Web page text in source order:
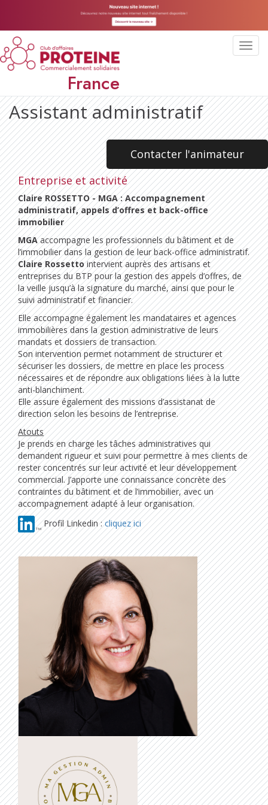
France
Assistant administratif
Contacter l'animateur
Entreprise et activité
Claire ROSSETTO - MGA : Accompagnement
administratif, appels d’offres et back-office
immobilier
MGAaccompagne les professionnels du bâtiment et de
l’immobilier dans la gestion de leur back-office administratif.
Claire Rossettointervient auprès des artisans et
entreprises du BTP pour la gestion des appels d’offres, de
la veille jusqu’à la signature du marché, ainsi que pour le
suivi administratif et financier.
Elle accompagne également les mandataires et agences
immobilières dans la gestion administrative de leurs
mandats et dossiers de transaction.
Son intervention permet notamment de structurer et
sécuriser les dossiers, de mettre en place les process
nécessaires et de répondre aux obligations liées à la lutte
anti-blanchiment.
Elle assure également des missions d’assistanat de
direction selon les besoins de l’entreprise.
Atouts
Je prends en charge les tâches administratives qui
demandent rigueur et suivi pour permettre à mes clients de
rester concentrés sur leur activité et leur développement
commercial. J’apporte une connaissance concrète des
contraintes du bâtiment et de l’immobilier, avec un
accompagnement adapté à leur organisation.
Profil Linkedin :cliquez ici